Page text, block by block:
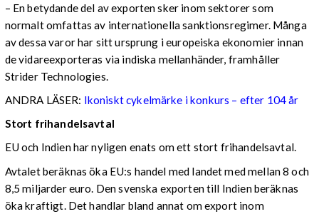
– En betydande del av exporten sker inom sektorer som
normalt omfattas av internationella sanktionsregimer. Många
av dessa varor har sitt ursprung i europeiska ekonomier innan
de vidareexporteras via indiska mellanhänder, framhåller
Strider Technologies.
ANDRA LÄSER: Ikoniskt cykelmärke i konkurs – efter 104 år
Stort frihandelsavtal
EU och Indien har nyligen enats om ett stort frihandelsavtal.
Avtalet beräknas öka EU:s handel med landet med mellan 8 och
8,5 miljarder euro. Den svenska exporten till Indien beräknas
öka kraftigt. Det handlar bland annat om export inom